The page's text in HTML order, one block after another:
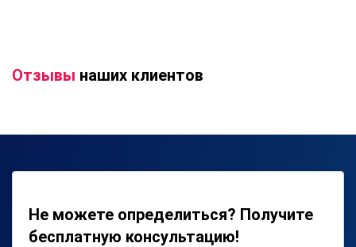
Отзывы наших клиентов
Не можете определиться? Получите
бесплатную консультацию!